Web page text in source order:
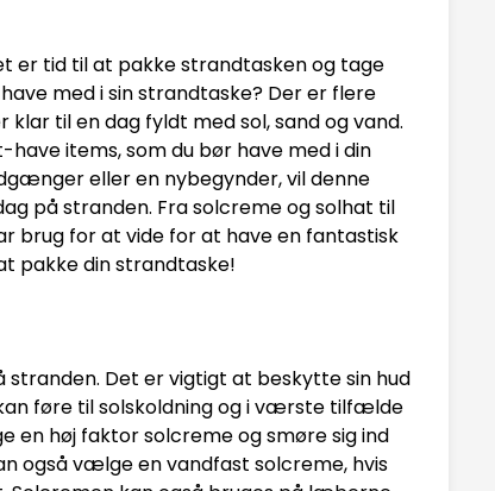
er tid til at pakke strandtasken og tage
med i sin strandtaske? Der er flere
til en dag fyldt med sol, sand og vand.
have items, som du bør have med i din
eller en nybegynder, vil denne
på stranden. Fra solcreme og solhat til
brug for at vide for at have en fantastisk
pakke din strandtaske!
Det er vigtigt at beskytte sin hud
føre til solskoldning og i værste tilfælde
en høj faktor solcreme og smøre sig ind
også vælge en vandfast solcreme, hvis